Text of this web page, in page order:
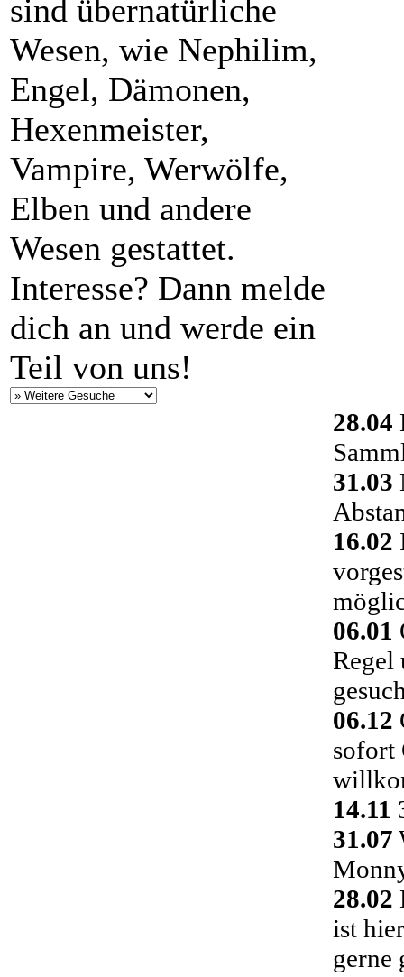
sind übernatürliche
Wesen, wie Nephilim,
Engel, Dämonen,
Hexenmeister,
Vampire, Werwölfe,
Elben und andere
Wesen gestattet.
Interesse? Dann melde
dich an und werde ein
Teil von uns!
28.04
31.03
16.02
06.01
Regel
06.12
sofort
14.11
31.07
28.02
ist
gerne